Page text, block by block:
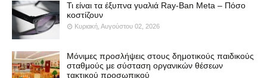
Τι είναι τα έξυπνα γυαλιά Ray-Ban Meta – Πόσο
κοστίζουν
Κυριακή, Αυγούστου 02, 2026
Μόνιμες προσλήψεις στους δημοτικούς παιδικούς
σταθμούς με σύσταση οργανικών θέσεων
τακτικού προσωπικού